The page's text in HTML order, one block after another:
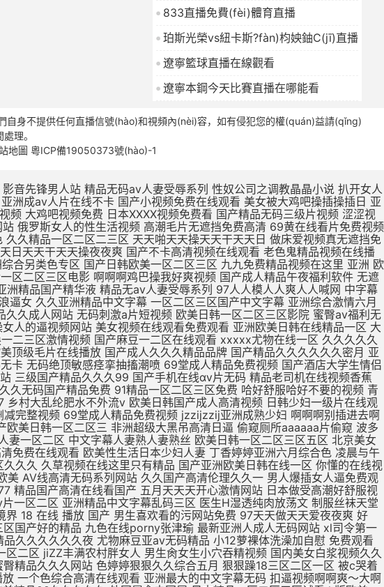
833直播免費(fèi)體育直播
珀斯光榮vs紐卡斯?fàn)枃姎鈾C(jī)直播
遼寧籃球直播在線觀看
遼寧本鋼今天比賽直播在哪能看
不提供任何直播信號(hào)和視頻內(nèi)容，如有侵犯您的權(quán)益請(qǐng)
理。
地圖 粵ICP備19050373號(hào)-1
大全在线观看 亚洲精品一区二区高清在线 白死袜的妹妹叽叽对叽叽 久久久久精品国产人妻一区二区 中文字幕人妻熟人妻熟丝 欧美日韩一区二区三区五区 北京美女肏屄视 女同一区二区三区不卡免费 日韩美女大学生操逼视频 大奶子美女操逼 不卡的av网站在线播放 日本一区高清免费在线观看 欧美性生活日本少妇人妻 丁香婷婷亚洲六月综合色 凌晨与午夜的距离电影日本 浮力影院最新地址路线1 国产一区欧美一区日韩一区 99热久久精品最新地址 久久一区二区三区久久久 久草视频在线这里只有精品 国产亚洲欧美日韩在线一区 你懂的在线视频亚洲国产 中文字幕熟人丝袜人妻痴汉 校春色亚洲激情制服诱惑 五月天婷婷在线观看高清 三级片中文字幕在线欧美 AV线高清无码系列网站 久久国产高清伦理久久一 男人爆插女人逼免费观看 干浪叫老婆免费视频对白 h版欧美一区二区三区四区 麻豆国产av超爽剧情系列 久久精品www 91精品91久久777 精品国产高清在线看国产 五月天天天开心激情网站 日本做受高潮好舒服视频 日韩人妻无码精品无码中文字幕 国产古代皇宫一级a毛片 又色又爽又黄的吃奶视频 在线免费h视频 末成年女av片一区二区 亚洲精品中文字幕乱码三区 医生H湿透纯肉放荡文 制服丝袜天堂网在线观看 伊人精品影院一本到综合 黄色资源网久久资源365 亚洲国产成人手机在线电影 喜怒不形于色的最高境界 18 在线 播放 国产 男生喜欢看的污网站免费 97天天做天天爱夜夜爽 好湿?好紧?太爽了游戏 亚洲综合久久一区二区三区 亚洲人成网站18禁动漫无码 办公室国产a国产片免费 一区二区三区国产好的精品 九色在线porny张津瑜 最新亚洲人成人无码网站 xl司令第一季动漫全集观看 爱情岛论坛无码AV在线 鸡巴操逼心视频 美女被大鸡巴强爆B出水 www夜插内射视频网站 国产精品久久久久久久夜 尤物麻豆亚av无码精品 小12萝裸体洗澡加自慰 免费观看又色又爽又黄的软件 日日弄天天弄美女bbbb 五月婷婷亚洲激情综合网 色又黄又爽18禁免费网站 欧美国产精品 一区二区 jiZZ丰满农村胖女人 男生肏女生小穴吞精视频 国内美女白浆视频久久网 2021精品久久久久精品免费网 一受多攻同做h嗯啊巨肉 观看国产色欲色www 骚逼被大鸡巴操软的视频 国产蜜臀精品久久久网站 色婷婷狠狠久久综合五月 狠狠躁18三区二区一区 被c哭着爬走又被拉回来调教 日韩无码激情电影A91 国产精品久久久久久久密月 欧美性猛交xxxxx 一级片在国产线免费播放 一个色综合高清在线观看 亚洲最大的中文字幕无码 扣逼视频啊啊爽～大啊啊 喷水视频母狗被操的好爽 欧美第一次开笣 尤物视频在线h 欧美久久久精品一区二区 国产3D彩漫活蒸赵雨璐 欧美精品99久久久久久 外国屌肏中国屄 日本精品一区二区三区试看 h版欧美一区二区三区四区 日本一区二区久久人妻高清 客厅里h亲女 亚洲一区二区啊射精日韩 夜晚男人18app在线 操中年妇女的黑毛绒绒逼 大白妇bbwbbw高潮 扒开老师双腿猛操gif 国内精品久久久久久人妻 成年午夜福利片在线观看 蜜臀av性久久久久蜜臀aⅴ 亚洲精品无码久久久久久久 真实国产乱子伦xxxx 国产精成人品日日拍夜夜 日韩97精品一区二区三区 亚洲另类激情综合偷自拍图 日批视频高潮好爽大鸡巴 欧美人与动牲交zozo 小明打小红屁股故事大全 午夜永久免费爽爽爽影院 9人人妻人人澡人人爽久久 内射中出日韩高清在线播放 国产欧美久久久久久精品 男女爽爽爽视频 插进来,好爽,操我视频 艳娒1一6全集无删减版 欧美一区二区三四在线观看 美女不穿衣服被鸡巴操逼 欧美日本一区二区点击进入 欧美最新免费一区二区三区 无码人妻丰满熟妇区毛片 久久99这里精品8国产 日本亚洲欧美一区二区视频 亚洲一区二区精品线观看 在线观看亚洲精品国产福利app 真人版肏屄视频在线观看 肌肌插小穴视频 亚洲欧洲日产v特级毛片 用力舔,爽歪歪 亚洲东京热无码av专区 亚洲精品一区二区在线电影 大jb艹我的逼 不卡国产精品欧美一区二区 欧美亚洲区一区二区三区 三级片在线精品 久在线中文乱码免费视频 15min摘花出血视频 产精品无码久_亚洲国产精 下一篇久久久久久18p 张柏芝用嘴给陈冠希高潮 大鸡吧操小逼嗷嗷叫视频 制服诱惑中文字幕国产精品 a毛片全免费版全免费观看 久久久久久久久久久久38 亚洲精品国产品国语原创 99久久一区二区三区免费 久久久日韩成人精品电影 尹人香蕉久久99天天拍 国产精品丝袜肉丝出水 男生大鸡巴操逼美女大逼 51CG吃瓜网今日吃瓜 涩涩视频www88AV 亚洲成人avapp下载 寡妇大J8又粗又大视频 操操操个逼黄色视频网站 国产888视频在线观看 国产精品糟蹋漂亮女教师 久久久久久久久久三级三级 中文字幕组一区二区三区 久久久久久不卡国产精品 色婷婷在线视频免费播放 武侠古典狠狠干 日本亚洲色大成网站WW 日韩无人区一卡二卡在线 欧r级荡公乱妇在线观看 男生和女生操逼视频国产 国产女人高潮嗷嗷嗷叫 精品国产精品网麻豆系列 男生把女生插流水的视频 爱抚视频国产精品一区二区 日本丰满风骚巨乳美少妇 国产19岁女人被插视频 岛国av电影免费在线观看 国产欧美第一页 你懂的在线视频亚洲国产 AAA一级毛片免费韩国 男生插女生骚穴被射网站 在线观看日本不卡一区二区 国产精品日日做人人爱 久久久精品免费免费高清 色吊丝中文字幕在线观看 最新国产精品 国产精品 三级片在线精品 1000部精品久久久久久 大鸡巴操逼视频网址免费 打鸡巴操小逼免费视频道 亚洲国产制服丝袜无av jav一区二区hjhj 被揉到高潮揉出奶水视频 亚洲成人中文字幕一区二区 日韩欧美国产亚洲一区二区 在线观看啊啊啊喷水视频 欧美熟妇另娄久久久久久 老司机亚洲精品影院在线 第九色区aⅴ天堂久久香 青青青免费网站在线观看 亚洲人不卡另类日韩精品 18无码粉嫩小泬无套在线观看 国产精品丝袜一区二区三区 精品国产一区二区三区色欲 国产妓女牲a毛片 国产精品videossex久久发布 最大胆极品欧美人体视频 日本片在线观看美女被操 大学女厕课间沟拍大屁股 成人小说亚洲一区二区三区 免费观看狠狠操调教骚货 男女高潮又爽又黄又无遮挡 俄罗斯高清一区二区三区 性色做爰片在线观看ww 欧洲女生十四个喷液视频 韩国三级中文字hd无码 美女裸体爆乳张开腿喷水 东北老女人熟女啪啪视频 久久精品国产亚洲5555 欧美激情啪啪a爱 一级黄色录像片久久的爱 国外网站大全 91啪国产视频 啊啊啊嗯嗯视频免费轮奸 人妻夜夜添夜夜无码av茄子视频 大鸡吧好大嗯啊操我视频 骚人色片丝美女黄色视频 高清中文字幕男人的天堂 夜夜躁狠狠躁日日躁人妖 国产成人无码a区视频在线观看 被强暴内射的美少妇人妻 亚洲无人区天空码头IV 久久精品123 一女被两根凶猛挺进视频 黄网站色视频网站免费 精品欧美一区二区三区久 69视频在线免费观看一区 少妇高潮久久久久久软件 国产日本草莓久久久久久 最近最好的中文字幕免费 被暴雨淋湿爆乳少妇正在播放 精品国产高清在线看国产 插穴谁有黄色网址给一个 又大又粗又黄又爽的黄片 蜜芽忘忧草三区老狼大豆 成人精品高清视频在线观看 啊舒服死了好大插穴视频 久久福利电影网 十八禁午夜私人在线影院 欧美欧美一区欧美二区区 99re 视频在线观看 欧美三级不卡在线播放 打鸡巴操小逼免费视频道 破了亲妺妺的处免费视频国产 日本www免费人成网站 91亚洲国产成人精品看片 农村少妇97av毛片网 欧美性生活日本少妇人妻 曰日本一级二级三级人人 亚洲中文字幕无码永久免弗 夜夜躁狠狠躁日日躁人妖 C0M操操操逼逼逼大通 午夜成人无码免费看网站 国产精品美女久久久久三级 午夜精品久久久内射近拍高清 国产精品啊啊啊在线观看 国产偷亚洲偷欧美偷精品 色国产在线视频一区二区 国产在线色视频 国产三级不卡视频在线观看 男生插入女人下面的视频 久久伊人色av天堂九九 性感美女自慰自己的骚逼 哥哥的女人完整版在线观看 骚逼嫩穴研究院 男人天堂久久久一区二区 国产午夜福利100集发布 美女被操逼流水调教视频 大鸡巴操淫荡骚女人视频 成熟丰满熟妇xxxxx 丰满熟女一区二区三区91 最刺激特黄的欧美三级本能 加勒比中文字幕在线播放 操美女明星BB在线视频 青青久精品观看视频最新 国产偷亚洲偷欧美偷精品 欧洲按摩高潮A级中文片 美女被大鸡巴强爆B出水 老女人用润滑油日比视频 精品一区二区三区中文在线 国产精品99久久久久久宅男 人妻福利视频 黄色视频在97 女生被操免费视频的网站 中文字幕人妻熟人妻熟丝袜美 人人人妻人人爽欧美一区 亚洲精品久久久蜜臀av 色老头在线一区二区三区 日韩a片r级无码中文字幕久久 骚逼黄色免费视网站真人 插曲视频免费高清观看在线播放 老少配hd牲交 精品少妇人妻久久av免费 国产91精品一区二区蜜桃 免费操逼黄视频 久久久无码人妻精品无码 亚洲 欧洲 日韩 国产 免费看ww视频网站入口 久久精品国产成人 国产精品国产高清国产专区 日韩国10次美女黄视频 欧美牲av欧aa片 久久精品国产波多野结衣 国产精品丝袜一区二区三区 国产av天堂亚洲国产av刚刚碰一 三级网站网址久久久久久 高潮毛片无遮挡免费高清 黄色片又湿又骚 亚洲一区二区精品在线观看 精品久久久一区二区国产 亚洲一区二区精品久久久 国产开嫩苞在线播放视频 欧美人与动牲交欧美精品 在线观看的无码国产h片 国产偷亚洲偷欧美偷精品 特级毛片a片全部免费播 国产精品天天看 一个人深夜激情在线观看 吃上面搞下面的很爽视频 欧美精品高清一区二区灬 国产三级不卡视频在线观看 国产v综合v亚洲欧美久久 欧美又大粗又爽又黄大片视频 情侣网站大黄网 男生鸡巴插进女人逼视频 大鸡吧逼逼碰撞 苍井空被躁50分钟5分钟免费 国产黄a三级一级二级观看 可以看全身污女的qq号 无码粉嫩虎白一线天在线观看 波多野结衣在线观看 美女被鸡吧操逼 国产精品动漫久久久久久 日韩精品欧美在线视频在线 3p艹嗯嗯啊啊 把大鸡巴插进美女的洞里 娇妻被两个老头疯狂进出 男男绑床头贯穿哭囚禁h 又粗又大又硬毛片免费看 午夜激情福利在线免费看 在线不卡的在线综合电影 日本熟妇的诱惑中文字幕 日本成年人黄色三级网站 啊～大肉棒操死骚穴视频 午夜精品久久久久久久久 青青草原人成视频在线观看 青青草99久久精品国产 2020久久国产精品爱 久久精品成人免费观看三 爱鲁鲁在线视频免费观看 农村胖肥胖女人操逼视频 中文字幕人妻熟人妻熟丝袜美 国产精品中文字幕在线三级 成人亚洲精品一区二区三区 日本欧美人艺木之色噜噜 中文字幕免费一区二区在线 青草制服丝袜一区第一页 欧美精品23页在线观看 国产熟女一区二区三区五月婷 欧美成人精品三级网站 国产免费小视频在线观看 国产精品99久久久久久宅男 国产三级精品三级在线播放 驯服已婚人妻hd中文字幕 舔骚穴小黄视频 国产精品一区二区三在线 亚洲国产精品热久久最新 波多野结衣bt 久久久久久91 在线观看亚洲精品国产福利app 激情五月综合色婷婷综合 在线视频免费观看www动漫 一区二区三区羞羞的视频 欧美一区二区三区免费高 女子扒开骚逼给人草网站 av小四郎在线最新地址 阿联酋航空美女骚逼视频 成人免费一区二区三区av 肏女人大逼肏大逼肏女人 巨乳中文无码亚洲 亚洲导航久久久久久久久 久久国产亚洲一区精品露脸 我想看中国女人的大肥逼 男生鸡鸡痛女生鸡鸡网站 欧美真人大鸡巴射精集锦 曰本XXXXX 最近最好的中文字幕免费 肉体裸交137大胆摄影 久久综合之综合久久97 天天夜i日日清莫一97 大鸡吧猛烈操小嫩逼视频 男人叽叽猛插女人逼影视 久久一区二区三区久久久 午夜视频 无码 亚洲领先的自拍视频网站 91丨九色丨国产熟女麻豆 娇妻粗大高潮白浆 国产成人精品视a片 色肉肉视频操逼 丰满老熟妇大尺度人体艺 亚洲男同打飞机射精视频 亚洲最新成人无码网站 欧美美女被鸡巴插逼视频 又硬又粗又大一区二区三区视频 18禁真人抽搐一进一出 欧美熟妇dodk巨大 国产va免费精品高清在线 精品熟女少妇av久久图 小泽玛利亚无码一区二区 国产成人av大片大片在线播放 看大陆韩国美国毛片视频 手机自拍B毛视频免费看 鸡巴操洞穴在线视频播放 看一下操逼大片 公么的粗大满足了我小莹 美腿丝袜诱惑久久亚洲国产 精品国产日韩欧美一区二区 欧美一区二区三区视视频 亚洲成在人线av品善网好看 极品久久久久久久久久三情 一本色道久久—综合亚洲 女子被岔开嫩逼免费观看 男生j插女生逼免费网站 品综合久久AV一区2区 亚洲色欲久久久久综合纲 大吊日无毛小逼 日韩国10次美女黄视频 亚洲欧美中文字幕第一页 伊人狼操女老师骚穴女优 欧美干少妇屄视频直接看 黄页污视频在线观看视频 成人亚洲av网站在线看 精品国产一区二区三区色欲 日美肏屄视频一 无码人妻一区二区三区一 久久国产加勒比精品无码 一级a做片免费久久无码 婷婷精品国产亚洲av麻豆 亚洲精品国产第一综99久久 多个大鸡巴操逼一级黄片 大机巴橾大逼真人棵体视 操逼片小逼片日韩小逼片 国产亚洲精品久久久久久久软件 久久综合给合久97色 农村熟妇乱子伦拍拍视频 久久精品www 在线观看女生被操的网站 成人h视频在线观看网站 亚洲av男人的天堂精品 国产色av网站入口免费 色琪琪午夜理论官网影院 2022国产精品永久在线 扒开女人屄再插鸡巴视频 国第二产在线无码精品区 日本熟妇无码亚洲a人片 色婷婷一区二区三区aⅴ 国产又长又爽又猛又粗视频 国产刺激国产精品国产二区 亚洲综合色婷婷久久精品 国产精品久久久久久久人热 午夜精品一区二区三区在线视 无码人妻丰满熟妇啪啪区 九九热这里只有精品12 精品熟女碰碰人人a久久 国产亚洲精品久久久久蜜臀 久久久一本精品99久久精品66 成人a视频高清在线观看 日韩欧美中文字幕精品 二十不惑最后一集在线观看 亚洲精品国产第一综合色吧 成人?亚洲?免费?视频 最新果冻传媒在线观看免费版 天堂网AV无码一区二区 朋友的丰满人妻HD中文 夜夜操夜夜操天天操天天操 日韩成人性生活一级视频 国偷窥女厕嘘嘘av不卡 一级黄色夫妻性生活片子 中文字幕亚洲一区二区三区 欧美日韩国产狼人久久久 九九久久精品免费视频观看 大鸡巴日大鸡巴 91超碰caoporn 国产成人精品cao在线 国产又大又黑又粗免费视频 娇妻与公h喂奶 国产精品无码一二区免费 中文字幕乱码第一二三区 亚洲综合国产精品第一页 国产爱豆剧果冻传媒在线 亚洲成a人片 国产挤奶水主播在线播放 国产精品女人精品天天久久 13一14周岁无码a片 国产精品丝袜拍在线观看 大吊日小逼免费黄色电影 欧美日韩国内一区二区三区 日韩精品国产精品中文字幕 小说区另类小说激情文学 把阴茎插进女人口内视频 农村胖肥胖女人操逼视频 啊啊啊啊啊啊嗯嗯嗯视频 日韩视频一区二区三区观看 成人黄疸从哪个部位开始黄 麻豆黄色在线观看高清国产 国产亚洲精99品精99 韩国三级电影热情的邻居 欧美黄色一级aaaaa 熟女中文字幕一区二区三区 中字无码av手机看av 五月精品夜夜春夜夜爽久久 快插进去舔视频 波多野结衣Av直接播放 大肉棒插插视频 国产v精品欧美精品v日韩 色综合久久九无码网中文 久久久有码一区二区三区 婷婷爱在线观看免费视频 无码播放一区二区三区 欧美性视频一区百花视频 大鸡巴一下子插到底儿啦 狠狠色噜噜色狠狠狠综合久久 免费能收黄台的直app 亚洲av精品久久久久a 成人在线日韩免费一卡二卡 久久人妻视频3乱一二区 少妇放荡的呻吟干柴烈火 巨乳人妻的诱惑韩国电影 日韩欧美一区二区在线观看 操女生免费网站有限公司 国内无遮码无码 91九色PORON观看 清纯女仆装自慰流白汁 久久99亚洲精品久久99果冻 女生扒开尿口让男生桶爽 下面一进一出好爽视频 亚洲精品中文字幕无码AV 国产精品一区二区三区v COS色妞视频一级毛片 国产一级毛片夜一级毛片 岛国av电影免费在线观看 精品国产精品国产99网站 婷婷精品国产亚洲av麻豆 性做久久久久久久久不卡 亚洲熟妇av一区二区三区浪潮 欧美性生活日本少妇人妻 骚逼被操黄色片 性少妇中国内射xxxx狠干 手插逼里视频? AV无码国产在线看网站 人人妻人人澡人人爽视频毒 午夜男女羞羞爽爽爽视频 插大胸美女逼逼 久久精品999国产亚洲 日韩大学生美女一区二区 国产精品亲子乱子伦xxxx裸 不卡一区二区三区av电影 龙泽玛丽亚电影在线观看 国产三级精品三级男人的天堂 69黄在线看片免费视频 人与嘼在线A片观看免费 尤物爆乳av导航 口国产成人高清在线播放 91丝袜精品久久久久久久 久久av动态图一区二区 久久久久亚va无码区首页 男人插女人骚视频998 亚洲成年人免费网站观看 亚洲欧美中文字幕第二十 麻豆乱码国产一区二区三区 一受多攻同做h嗯啊巨肉 jizz中国老师高潮喷水 黑丝骚逼女被操 午夜av网址在线观看免费 愉情按摩中文字幕理伦片 无码av天堂一区二区三区 亚洲码欧洲码一二三区麻豆 人妻中字幕出轨中文字幕 久久精品人人做人人爱爱 盗摄私密推油视频一二区 天天日天天操天天操天天操 诱人的邻居人妻中文字幕 午夜影视啪啪免费体验区 在线成a毛片免费播放 亚洲尤物内射超碰 大肉大捧一进一出好爽作文 无码粉嫩虎白一线天在线观看 大鸡巴搞我视频 免费真h视频网站无码 av韩国麻豆免费在线观看 朋友的丰满人妻hd 免av在线观看网站 av视频在线观看 久久久久久饥渴少妇高潮 久久不卡亚洲一区二区三区 中文亚洲爆乳无码专区 99r精品视频这里免费 国产青青草久久亚洲精品 亚洲a色91精品免费看 国产av偷闻女邻居内裤被发现 下面一进一出好爽视频 爱鲁鲁在线视频免费观看 九九re在线观看免费视频 久久国产亚洲精品夜夜夜 亚洲男人的天堂国产av 国产成人欧美视频在线观看 成人国产亚洲精品A区天堂 真人男女猛烈裸交动态图 大鸡巴操小骚逼真实视频 被插喷在线播放 中文字幕组一区二区三区 亚洲va欧美va天堂v国产综合 国产精品性夜天天拍拍 亚洲欧美另类自拍第一页 欧美精品亚洲精品日韩1818 国产熟女一区二区三区五月婷 啊不要操逼视频喷水变态 国产精品一区二区……～ 亚洲熟女av综合网丁香 人妻中文字字幕在线乱码 日韩中文高清字幕 久久 久久综合色一区二区三区 国产欧美精品一 韩国理论片无码国产精品 日韩欧美一区二区三区不卡 在线播放亚洲欧美小视频 亚洲18色成人网站www 欧美69久成人做爰视频 国产精品一区二区久久hs 国产欧美精品久久99亚洲 欧美成人网在线综合视频 久久精品国产亚洲av蜜色 日韩av主播电影在线观看 欧美日韩蜜臀精品综合网 大屁股熟女少妇一区二区 啊…哦…操熟女的大黑逼 人体艺术在线观看 国产大鸡巴操逼 成人小说亚洲一区二区三区 大尺度av在线免费观看 与嫂嫂操屄视频 男人把昆吧放女人屁股里 秋霞在线观看无码av片 山村爆操偷偷操91av 夜夜躁狠狠躁日日躁av 亚洲国产精品一区二区久久 国产成人精品日本亚洲i8 男人操女人逼能看的视频 久久一区二区精品夜夜嗨 亚洲欧美中文字幕第一页 日韩av一区二区精品不卡 黑人大点吊大战中国少妇 亚洲成年人免费网站观看 久久久精品国产色欲AV 国产男女黄视频在线观看 2020亚洲男人的天堂 另类重口特殊av无码 日日日日日日日日日日操 欧美激情精品久久久久久 国产白丝制服被啪到喷水视频 盗摄私密推油视频一二区 国产理论av在线第一页 国产成人精品一区二三区 最新永久免费av无码网站 2020亚洲欧美国产日韩 我要看中国高清大屌操逼 欧美精品国产精品日韩电影 freexx黑人欧美色欲大战视频 AV大鸡八疯狂抽查骚逼 男女啪视频免费观